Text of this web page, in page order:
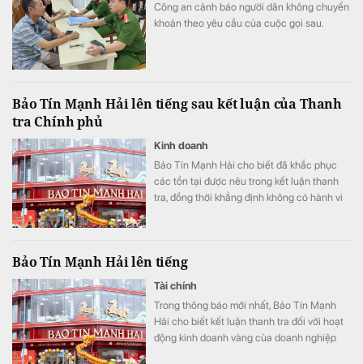
Công an cảnh báo người dân không chuyển
khoản theo yêu cầu của cuộc gọi sau.
Bảo Tín Mạnh Hải lên tiếng sau kết luận của Thanh
tra Chính phủ
Kinh doanh
Bảo Tín Mạnh Hải cho biết đã khắc phục
các tồn tại được nêu trong kết luận thanh
tra, đồng thời khẳng định không có hành vi
Bảo Tín Mạnh Hải lên tiếng
Tài chính
Trong thông báo mới nhất, Bảo Tín Mạnh
Hải cho biết kết luận thanh tra đối với hoạt
động kinh doanh vàng của doanh nghiệp